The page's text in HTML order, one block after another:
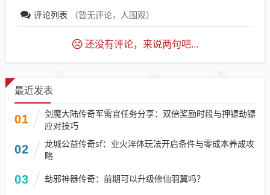
评论列表 （暂无评论， 人围观）
还没有评论，来说两句吧...
最近发表
01
剑魔大陆传奇军需官任务分享：双倍奖励时段与押镖劫镖
应对技巧​
02
龙城公益传奇sf：业火淬体玩法开启条件与零成本养成攻
略
03 劫邪神器传奇：前期可以升级修仙羽翼吗？